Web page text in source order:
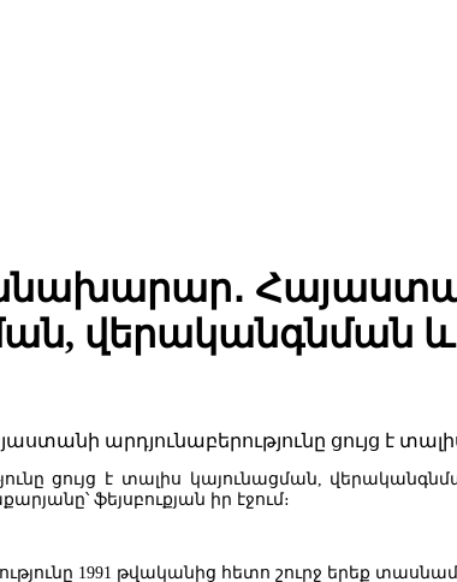
վերականգնման
ցույց է տալիս կայունացման,
ֆեյսբուքյան իր էջում։
1991 թվականից հետո շուրջ երեք